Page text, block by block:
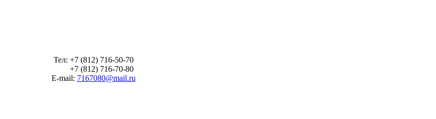
Тел: +7 (812) 716-50-70
+7 (812) 716-70-80
E-mail: 7167080@mail.ru